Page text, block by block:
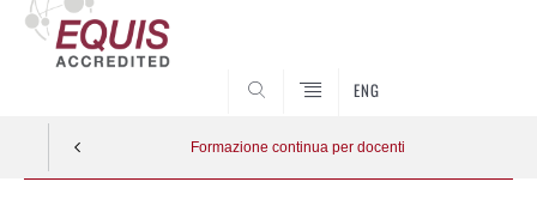
ENG
Formazione continua per docenti